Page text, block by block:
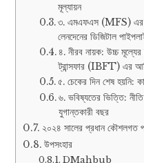
মূল্যায়ন
৩. এমএফএস (MFS) এর
লেনদেনের ডিজিটাল
৪. নীরব নায়ক: উচ্চ মূল্যের
ট্রান্সফার (IBFT) এর
৫. চেকের দিন শেষ হয়নি:
৬. ভবিষ্যতের ভিত্তি:
যুগান্তকারী বছর
২০২৪ সালের প্রধান কৌশলগত
উপসংহার
DMahbub